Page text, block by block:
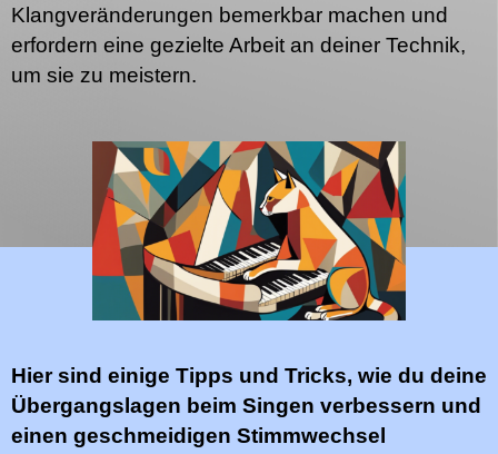
Klangveränderungen bemerkbar machen und
erfordern eine gezielte Arbeit an deiner Technik,
um sie zu meistern.
Hier sind einige Tipps und Tricks, wie du deine
Übergangslagen beim Singen verbessern und
einen geschmeidigen Stimmwechsel